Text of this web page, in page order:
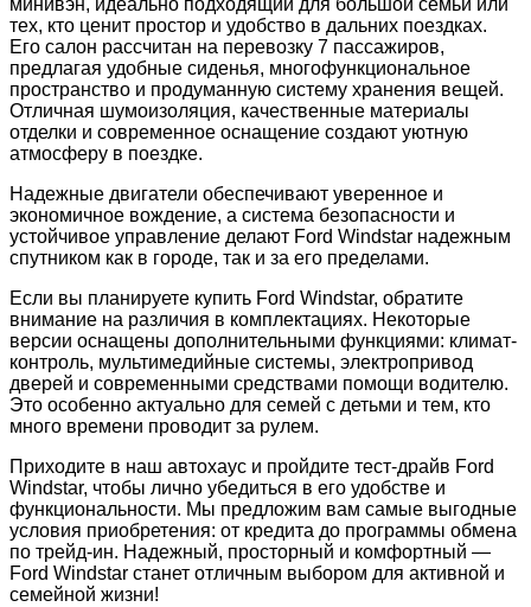
минивэн, идеально подходящий для большой семьи или
тех, кто ценит простор и удобство в дальних поездках.
Его салон рассчитан на перевозку 7 пассажиров,
предлагая удобные сиденья, многофункциональное
пространство и продуманную систему хранения вещей.
Отличная шумоизоляция, качественные материалы
отделки и современное оснащение создают уютную
атмосферу в поездке.
Надежные двигатели обеспечивают уверенное и
экономичное вождение, а система безопасности и
устойчивое управление делают Ford Windstar надежным
спутником как в городе, так и за его пределами.
Если вы планируете купить Ford Windstar, обратите
внимание на различия в комплектациях. Некоторые
версии оснащены дополнительными функциями: климат-
контроль, мультимедийные системы, электропривод
дверей и современными средствами помощи водителю.
Это особенно актуально для семей с детьми и тем, кто
много времени проводит за рулем.
Приходите в наш автохаус и пройдите тест-драйв Ford
Windstar, чтобы лично убедиться в его удобстве и
функциональности. Мы предложим вам самые выгодные
условия приобретения: от кредита до программы обмена
по трейд-ин. Надежный, просторный и комфортный —
Ford Windstar станет отличным выбором для активной и
семейной жизни!